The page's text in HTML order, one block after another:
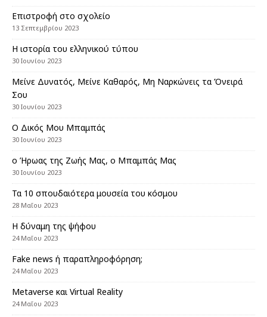
Επιστροφή στο σχολείο
13 Σεπτεμβρίου 2023
Η ιστορία του ελληνικού τύπου
30 Ιουνίου 2023
Μείνε Δυνατός, Μείνε Καθαρός, Μη Ναρκώνεις τα Όνειρά
Σου
30 Ιουνίου 2023
Ο Δικός Μου Μπαμπάς
30 Ιουνίου 2023
ο Ήρωας της Ζωής Μας, ο Μπαμπάς Μας
30 Ιουνίου 2023
Τα 10 σπουδαιότερα μουσεία του κόσμου
28 Μαΐου 2023
Η δύναμη της ψήφου
24 Μαΐου 2023
Fake news ή παραπληροφόρηση;
24 Μαΐου 2023
Metaverse και Virtual Reality
24 Μαΐου 2023